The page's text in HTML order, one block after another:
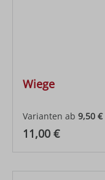
Wiege
Varianten ab 9,50 €
Regulärer Preis:
11,00 €